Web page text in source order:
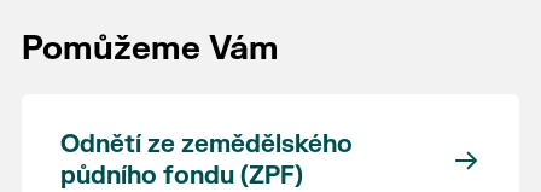
Pomůžeme Vám
Odnětí ze zemědělského
půdního fondu (ZPF)